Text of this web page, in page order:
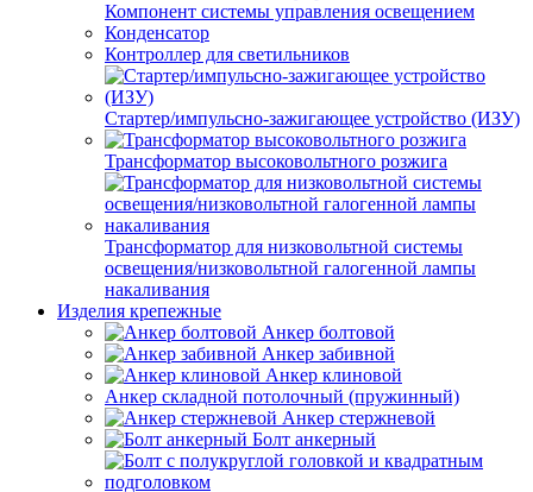
Компонент системы управления освещением
Конденсатор
Контроллер для светильников
Стартер/импульсно-зажигающее устройство (ИЗУ)
Трансформатор высоковольтного розжига
Трансформатор для низковольтной системы
освещения/низковольтной галогенной лампы
накаливания
Изделия крепежные
Анкер болтовой
Анкер забивной
Анкер клиновой
Анкер складной потолочный (пружинный)
Анкер стержневой
Болт анкерный